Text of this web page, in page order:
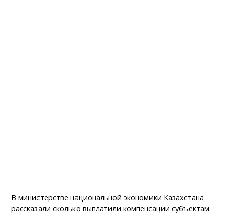
В министерстве национальной экономики Казахстана
рассказали сколько выплатили компенсации субъектам